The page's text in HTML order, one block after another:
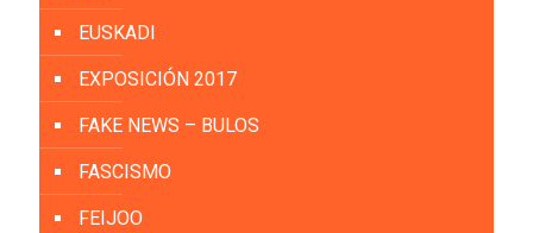
EUSKADI
EXPOSICIÓN 2017
FAKE NEWS – BULOS
FASCISMO
FEIJOO